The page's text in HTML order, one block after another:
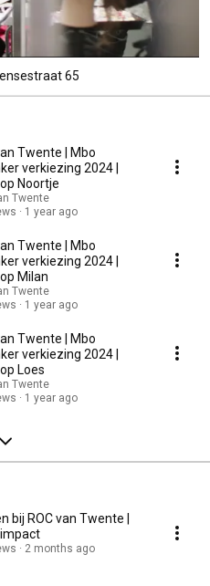
65
Twente | Mbo
verkiezing 2024 |
Noortje
Twente
1 year ago
Twente | Mbo
verkiezing 2024 |
Milan
Twente
1 year ago
Twente | Mbo
verkiezing 2024 |
Loes
Twente
1 year ago
bij ROC van Twente |
2 months ago